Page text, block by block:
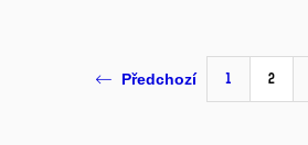
Předchozí 1 2